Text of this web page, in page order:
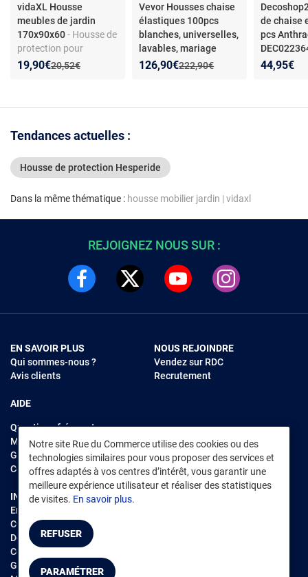
vidaXL Housse
meubles de jardin
170x90x60- Housse de
protection pour
mobilier de jardin -
Ancien prix :
20,52€
Nouveau prix :
19,90€
Réduction de :
Vevor Housses chaise
élastiques 100pcs
blanches, universelles,
lavables, mariage
Ancien prix :
222,90€
Nouveau prix :
126,90€
Réduction de :
de chaise
pcs
de chaise
44,95€
Tendances actuelles :
Housse de protection Hesperide
Dans la même thématique : housse mobilier jardin | vidaxl
Notre site Rue du Commerce utilise des cookies ou des
technologies similaires pour vous proposer des services et
offres adaptés à vos centres d’intérêt, vous garantir une
meilleure expérience utilisateur et réaliser des statistiques
de visites. En savoir plus.
REFUSER
PARAMÉTRER
REJOIGNEZ NOUS SUR :
EN SAVOIR PLUS
Qui sommes-nous ?
Avis clients
AIDE
Questions fréquentes
Modes de règlements
Garantie et retours
Contacter Rue du Commerce
NOUS REJOINDRE
Vendez sur RDC
Recrutement
INFORMATIONS LÉGALES
Environnement
CGV /CGU Marketplace
Données personnelles
Cookies
Gérer mes cookies